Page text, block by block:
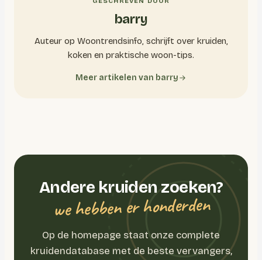
barry
Auteur op Woontrendsinfo, schrijft over kruiden,
koken en praktische woon-tips.
Meer artikelen van barry
Andere kruiden zoeken?
we hebben er honderden
Op de homepage staat onze complete
kruidendatabase met de beste vervangers,